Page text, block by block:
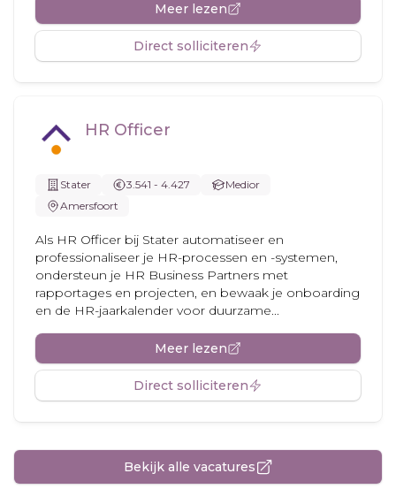
Meer lezen
Direct solliciteren
HR Officer
Stater 3.541 - 4.427
Medior
Amersfoort
Als HR Officer bij Stater automatiseer en
professionaliseer je HR-processen en -systemen,
ondersteun je HR Business Partners met
rapportages en projecten, en bewaak je onboarding
en de HR-jaarkalender voor duurzame...
Meer lezen
Direct solliciteren
Bekijk alle vacatures